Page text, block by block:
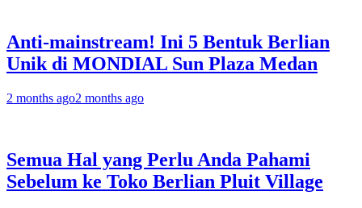
Anti-mainstream! Ini 5 Bentuk Berlian
Unik di MONDIAL Sun Plaza Medan
2 months ago2 months ago
Semua Hal yang Perlu Anda Pahami
Sebelum ke Toko Berlian Pluit Village